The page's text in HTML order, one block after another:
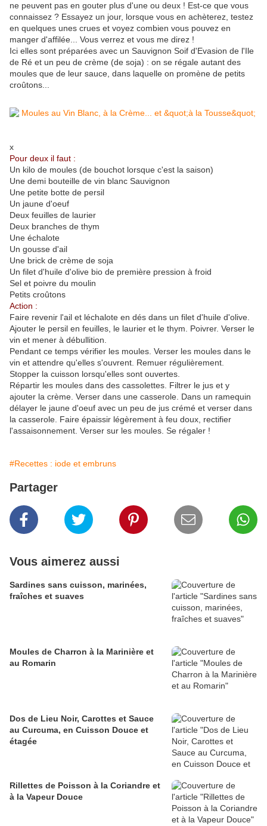
ne peuvent pas en gouter plus d'une ou deux ! Est-ce que vous
connaissez ? Essayez un jour, lorsque vous en achèterez, testez
en quelques unes crues et voyez combien vous pouvez en
manger d'affilée... Vous verrez et vous me direz !
Ici elles sont préparées avec un Sauvignon Soif d'Evasion de l'Ile
de Ré et un peu de crème (de soja) : on se régale autant des
moules que de leur sauce, dans laquelle on promène de petits
croûtons...
x
Pour deux il faut :
Un kilo de moules (de bouchot lorsque c'est la saison)
Une demi bouteille de vin blanc Sauvignon
Une petite botte de persil
Un jaune d'oeuf
Deux feuilles de laurier
Deux branches de thym
Une échalote
Un gousse d'ail
Une brick de crème de soja
Un filet d'huile d'olive bio de première pression à froid
Sel et poivre du moulin
Petits croûtons
Action :
Faire revenir l'ail et léchalote en dés dans un filet d'huile d'olive.
Ajouter le persil en feuilles, le laurier et le thym. Poivrer. Verser le
vin et mener à débullition.
Pendant ce temps vérifier les moules. Verser les moules dans le
vin et attendre qu'elles s'ouvrent. Remuer régulièrement.
Stopper la cuisson lorsqu'elles sont ouvertes.
Répartir les moules dans des cassolettes. Filtrer le jus et y
ajouter la crème. Verser dans une casserole. Dans un ramequin
délayer le jaune d'oeuf avec un peu de jus crémé et verser dans
la casserole. Faire épaissir légèrement à feu doux, rectifier
l'assaisonnement. Verser sur les moules. Se régaler !
#Recettes : iode et embruns
Partager
Vous aimerez aussi
Sardines sans cuisson, marinées,
fraîches et suaves
Moules de Charron à la Marinière et
au Romarin
Dos de Lieu Noir, Carottes et Sauce
au Curcuma, en Cuisson Douce et
étagée
Rillettes de Poisson à la Coriandre et
à la Vapeur Douce